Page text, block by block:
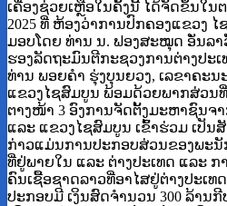
ເຄື່ອງຊ່ວຍເຫຼືອໃນຄັ້ງນີ້ ໄດ້ຈັດຂຶ້ນໃນ
2025 ທີ່ ຫ້ອງວ່າການປົກຄອງແຂວງ
ມອບໂດຍ ທ່ານ ນ. ຟອງສະໝຸດ ອັ່ນລ
ຮອງລັດຖະມົນຕີກະຊວງການຕ່າງປະ
ທ່ານ ພອຍຄໍາ ຮຸ່ງບຸນຍວງ, ເລຂາຄະນ
ແຂວງໄຊສົມບູນ ພ້ອມດ້ວຍພາກສ່ວນ
ຕາງໜ້າ 3 ອົງການຈັດຕັ້ງມະຫາຊົນຈ
ແລະ ແຂວງໄຊສົມບູນ ເຂົ້າຮ່ວມ ເປັນ
ກ່າວແມ່ນການປະກອບສ່ວນຂອງພະນັ
ທີ່ຢູ່ພາຍໃນ ແລະ ຕ່າງປະເທດ ແລະ
ຄົນເຊື້ອຊາດລາວທີ່ອາໄສຢູ່ຕ່າງປະເທ
ປະກອບມີ ເງິນສົດຈຳນວນ 300 ລ້ານກີ